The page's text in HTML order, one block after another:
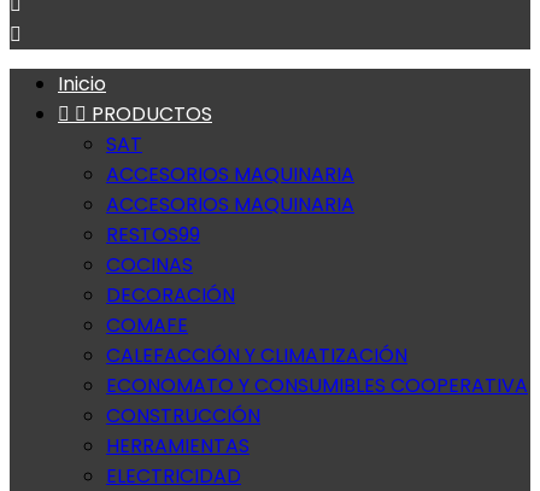

Inicio
  PRODUCTOS
SAT
ACCESORIOS MAQUINARIA
ACCESORIOS MAQUINARIA
RESTOS99
COCINAS
DECORACIÓN
COMAFE
CALEFACCIÓN Y CLIMATIZACIÓN
ECONOMATO Y CONSUMIBLES COOPERATIVA
CONSTRUCCIÓN
HERRAMIENTAS
ELECTRICIDAD